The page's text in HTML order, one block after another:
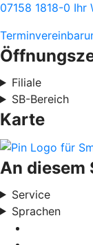
07158 1818-0 Ihr
Filiale
SB-Bereich
Karte
An diesem
Service
Sprachen